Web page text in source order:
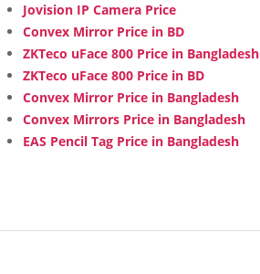
Jovision IP Camera Price
Convex Mirror Price in BD
ZKTeco uFace 800 Price in Bangladesh
ZKTeco uFace 800 Price in BD
Convex Mirror Price in Bangladesh
Convex Mirrors Price in Bangladesh
EAS Pencil Tag Price in Bangladesh